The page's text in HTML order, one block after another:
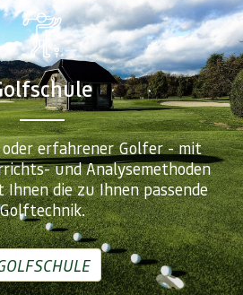
erfahrener Golfer - mit
und Analysemethoden
die zu Ihnen passende
Golftechnik.